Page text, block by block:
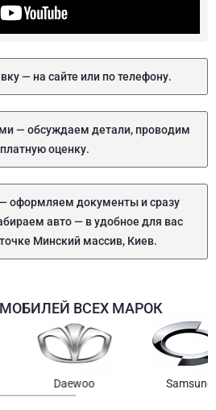
— на сайте или по телефону.
— обсуждаем детали, проводим
оценку.
оформляем документы и сразу
авто — в удобное для вас
Минский массив, Киев.
ВСЕХ МАРОК
Chrysler